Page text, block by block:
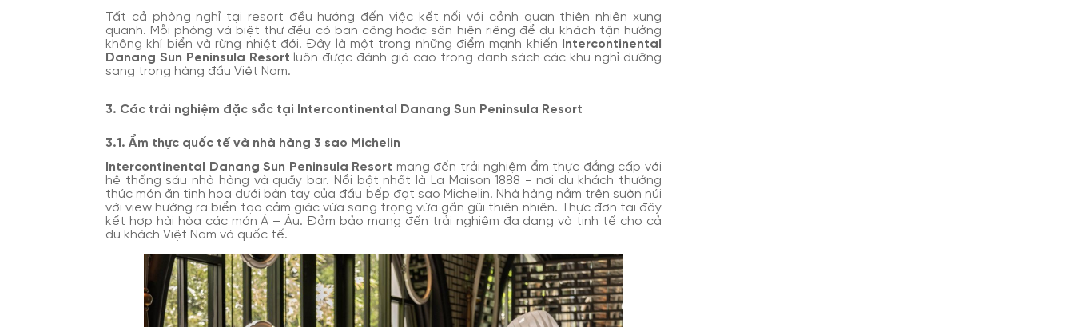
Tất cả phòng nghỉ tại resort đều hướng đến việc kết nối với cảnh quan thiên nhiên xung
quanh. Mỗi phòng và biệt thự đều có ban công hoặc sân hiên riêng để du khách tận hưởng
không khí biển và rừng nhiệt đới. Đây là một trong những điểm mạnh khiến Intercontinental
Danang Sun Peninsula Resort luôn được đánh giá cao trong danh sách các khu nghỉ dưỡng
sang trọng hàng đầu Việt Nam.
3. Các trải nghiệm đặc sắc tại Intercontinental Danang Sun Peninsula Resort
3.1. Ẩm thực quốc tế và nhà hàng 3 sao Michelin
Intercontinental Danang Sun Peninsula Resort mang đến trải nghiệm ẩm thực đẳng cấp với
hệ thống sáu nhà hàng và quầy bar. Nổi bật nhất là La Maison 1888 - nơi du khách thưởng
thức món ăn tinh hoa dưới bàn tay của đầu bếp đạt sao Michelin. Nhà hàng nằm trên sườn núi
với view hướng ra biển tạo cảm giác vừa sang trọng vừa gần gũi thiên nhiên. Thực đơn tại đây
kết hợp hài hòa các món Á – Âu. Đảm bảo mang đến trải nghiệm đa dạng và tinh tế cho cả
du khách Việt Nam và quốc tế.